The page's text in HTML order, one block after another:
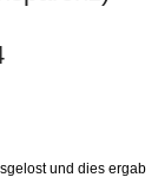
und dies ergab